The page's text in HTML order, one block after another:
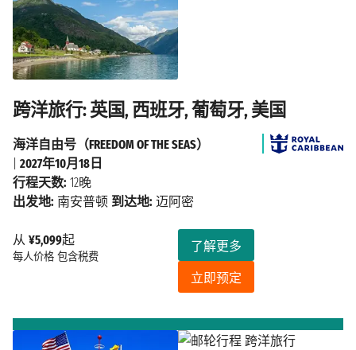
跨洋旅行: 英国, 西班牙, 葡萄牙, 美国
从 ¥5,099起
每人价格 包含税费
了解更多
立即预定
海洋自由号（FREEDOM OF THE SEAS）
2027年10月18日
行程天数: 12晚
出发地: 南安普顿 到达地: 迈阿密